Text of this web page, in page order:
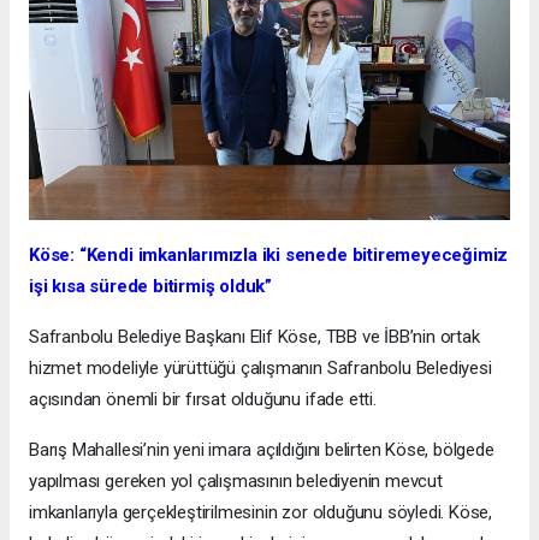
Köse: “Kendi imkanlarımızla iki senede bitiremeyeceğimiz
işi kısa sürede bitirmiş olduk”
Safranbolu Belediye Başkanı Elif Köse, TBB ve İBB’nin ortak
hizmet modeliyle yürüttüğü çalışmanın Safranbolu Belediyesi
açısından önemli bir fırsat olduğunu ifade etti.
Barış Mahallesi’nin yeni imara açıldığını belirten Köse, bölgede
yapılması gereken yol çalışmasının belediyenin mevcut
imkanlarıyla gerçekleştirilmesinin zor olduğunu söyledi. Köse,